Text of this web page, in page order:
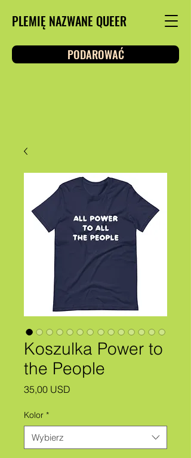
PLEMIĘ NAZWANE QUEER
PODAROWAĆ
Koszulka Power to
the People
35,00 USD
Kolor *
Wybierz